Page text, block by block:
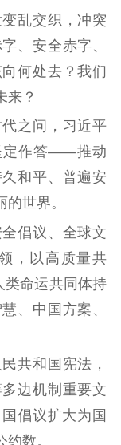
乱交织，冲突
、安全赤字、
何处去？我们
来？
之问，习近平
定作答——推动
和平、普遍安
世界。
倡议、全球文
，以高质量共
命运共同体持
、中国方案、
共和国宪法，
边机制重要文
倡议扩大为国
数。